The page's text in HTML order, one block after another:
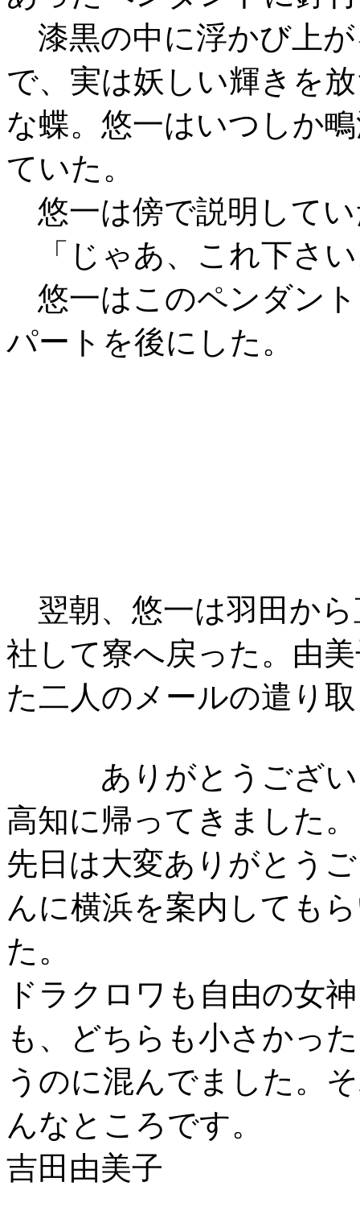
漆黒の中に浮かび上
で、実は妖しい輝きを
な蝶。悠一はいつしか
ていた。
悠一は傍で説明して
「じゃあ、これ下さ
悠一はこのペンダン
パートを後にした。
翌朝、悠一は羽田から
社して寮へ戻った。由
た二人のメールの遣り
ありがとうござい
高知に帰ってきました。
先日は大変ありがとう
んに横浜を案内しても
た。
ドラクロワも自由の女
も、どちらも小さかっ
うのに混んでました。
んなところです。
吉田由美子